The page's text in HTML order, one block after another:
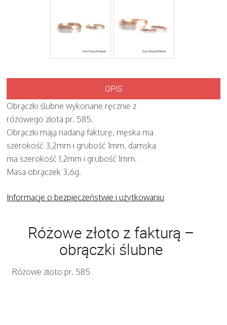
OPIS
Obrączki ślubne wykonane ręcznie z
różowego złota pr. 585.
Obrączki mają nadaną fakturę, męska ma
szerokość 3,2mm i grubość 1mm, damska
ma szerokość 1,2mm i grubość 1mm.
Masa obrączek 3,6g.
Informacje o bezpieczeństwie i użytkowaniu
Różowe złoto z fakturą –
obrączki ślubne
Różowe złoto pr. 585